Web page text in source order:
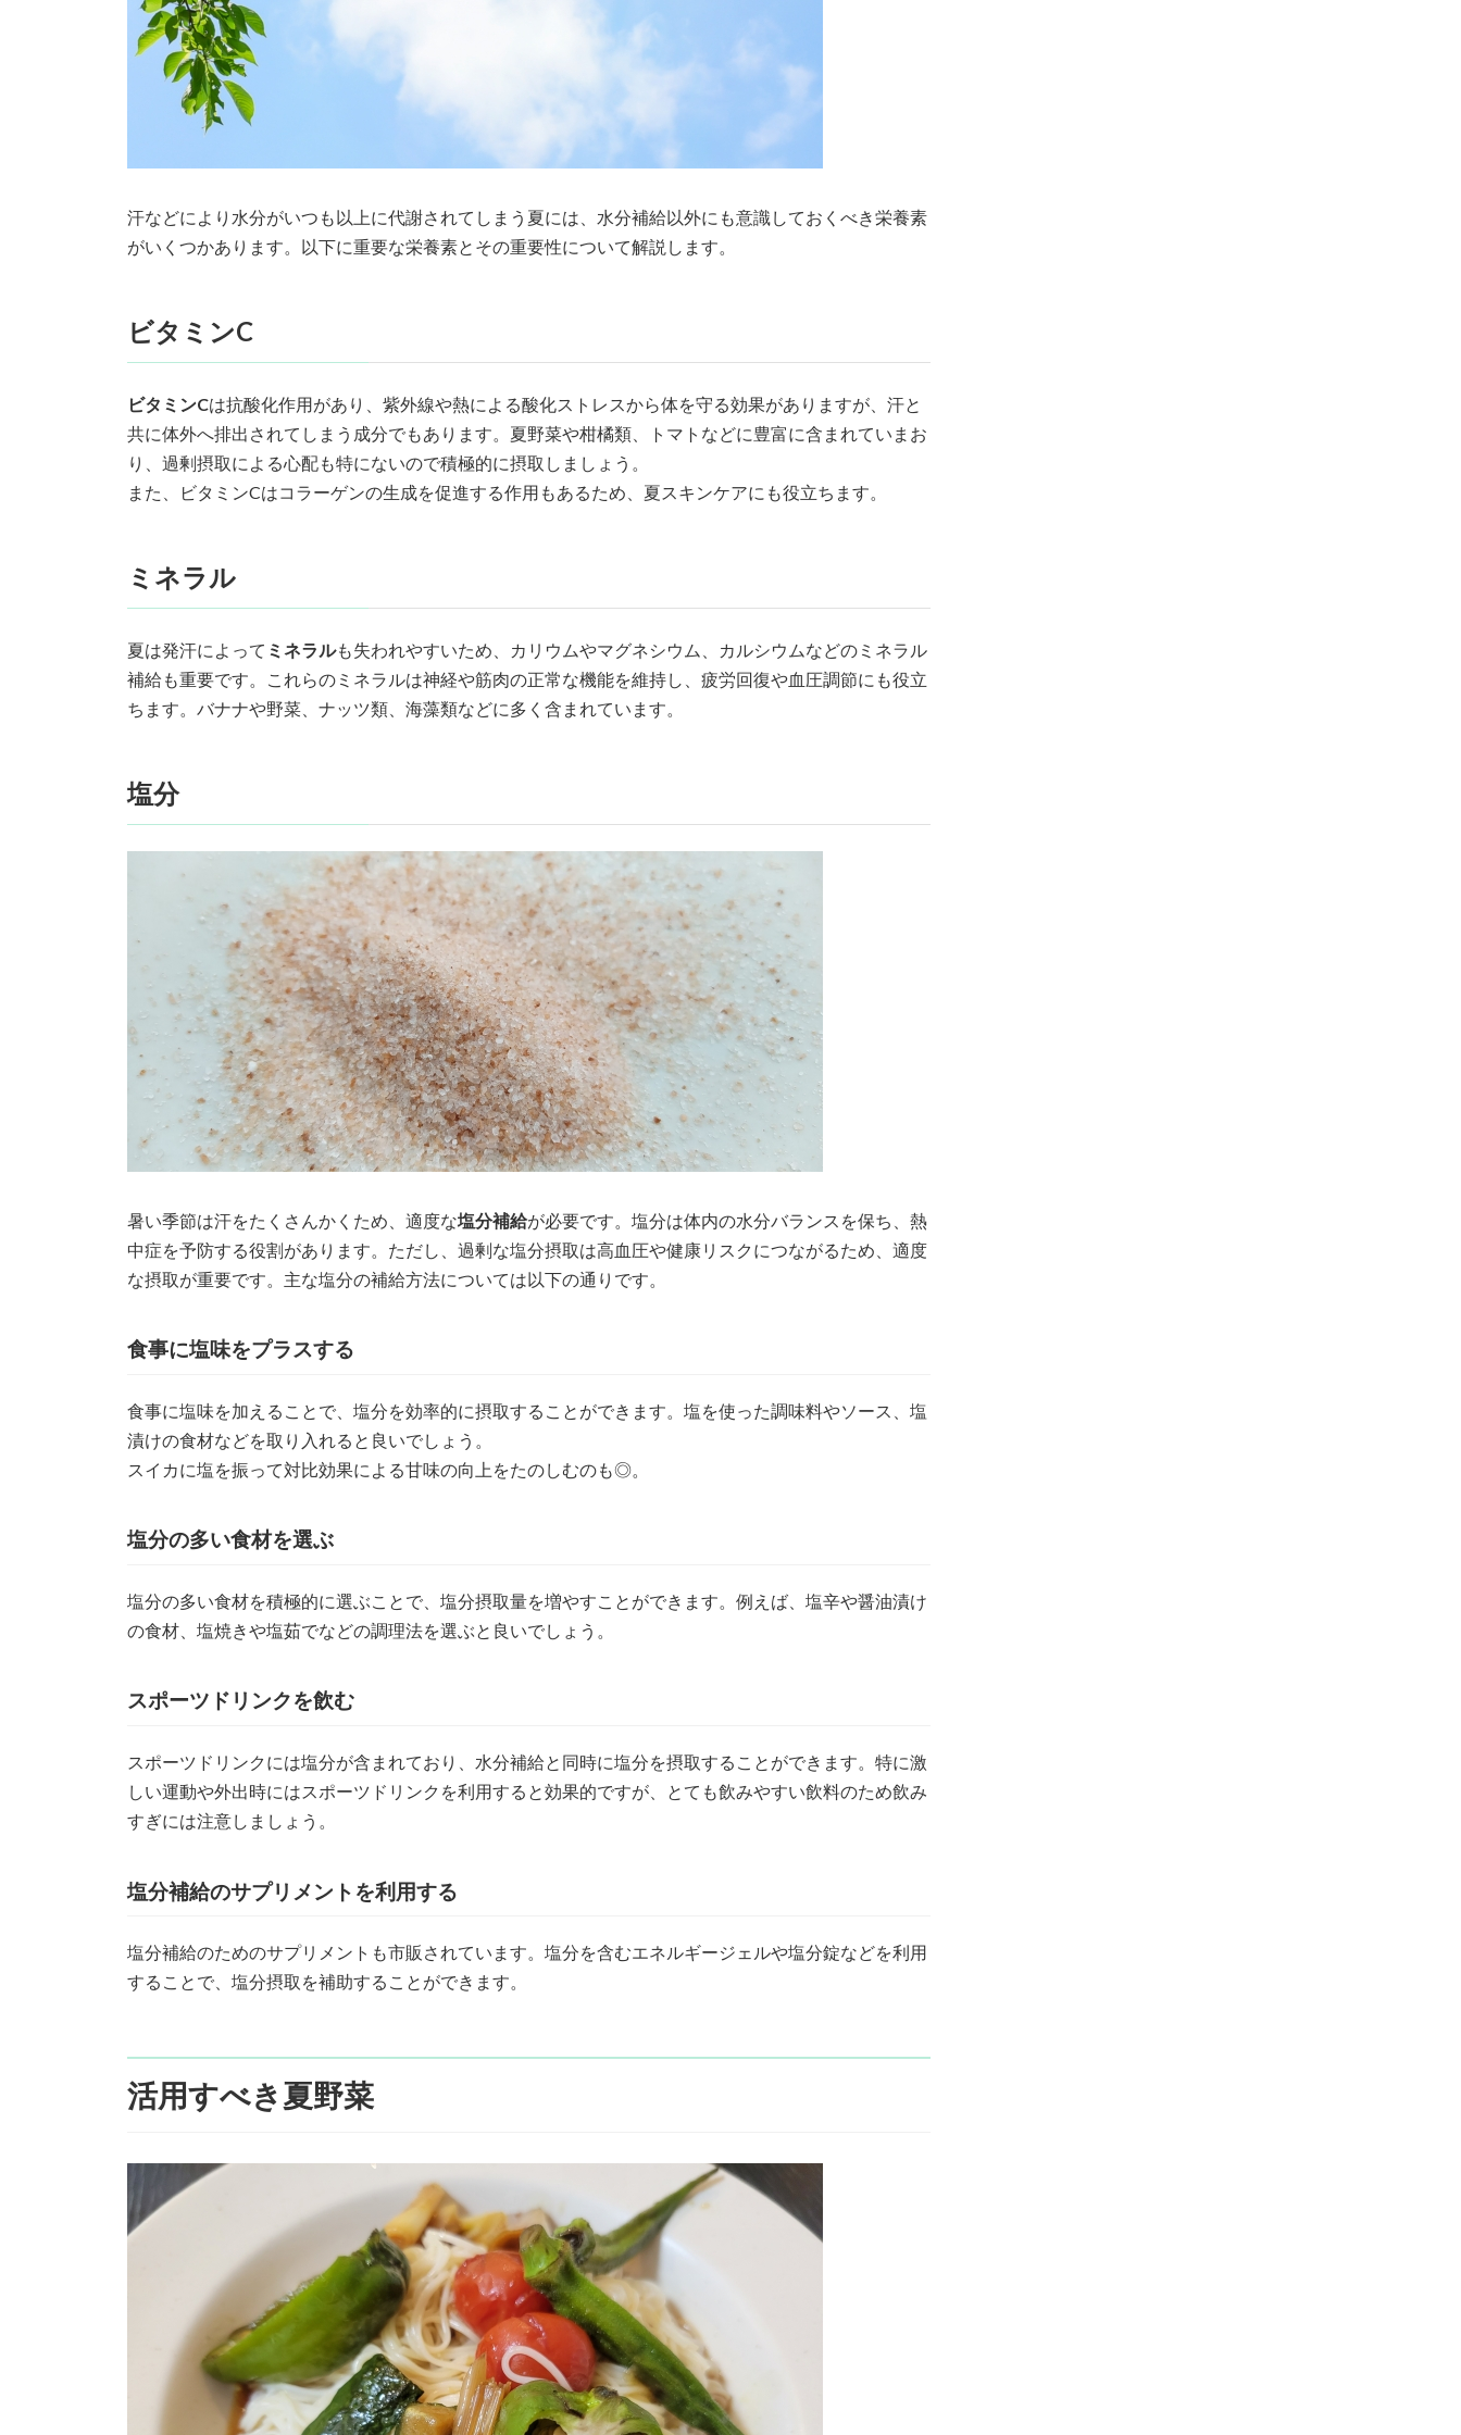
汗などにより水分がいつも以上に代謝されてしまう夏には、水分補給以外にも意識しておくべき栄養素
がいくつかあります。以下に重要な栄養素とその重要性について解説します。
ビタミンC
ビタミンCは抗酸化作用があり、紫外線や熱による酸化ストレスから体を守る効果がありますが、汗と
共に体外へ排出されてしまう成分でもあります。夏野菜や柑橘類、トマトなどに豊富に含まれていまお
り、過剰摂取による心配も特にないので積極的に摂取しましょう。
また、ビタミンCはコラーゲンの生成を促進する作用もあるため、夏スキンケアにも役立ちます。
ミネラル
夏は発汗によって ミネラルも失われやすいため、カリウムやマグネシウム、カルシウムなどのミネラル
補給も重要です。これらのミネラルは神経や筋肉の正常な機能を維持し、疲労回復や血圧調節にも役立
ちます。バナナや野菜、ナッツ類、海藻類などに多く含まれています。
塩分
暑い季節は汗をたくさんかくため、適度な塩分補給が必要です。塩分は体内の水分バランスを保ち、熱
中症を予防する役割があります。ただし、過剰な塩分摂取は高血圧や健康リスクにつながるため、適度
な摂取が重要です。主な塩分の補給方法については以下の通りです。
食事に塩味をプラスする
食事に塩味を加えることで、塩分を効率的に摂取することができます。塩を使った調味料やソース、塩
漬けの食材などを取り入れると良いでしょう。
スイカに塩を振って対比効果による甘味の向上をたのしむのも◎。
塩分の多い食材を選ぶ
塩分の多い食材を積極的に選ぶことで、塩分摂取量を増やすことができます。例えば、塩辛や醤油漬け
の食材、塩焼きや塩茹でなどの調理法を選ぶと良いでしょう。
スポーツドリンクを飲む
スポーツドリンクには塩分が含まれており、水分補給と同時に塩分を摂取することができます。特に激
しい運動や外出時にはスポーツドリンクを利用すると効果的ですが、とても飲みやすい飲料のため飲み
すぎには注意しましょう。
塩分補給のサプリメントを利用する
塩分補給のためのサプリメントも市販されています。塩分を含むエネルギージェルや塩分錠などを利用
することで、塩分摂取を補助することができます。
活用すべき夏野菜